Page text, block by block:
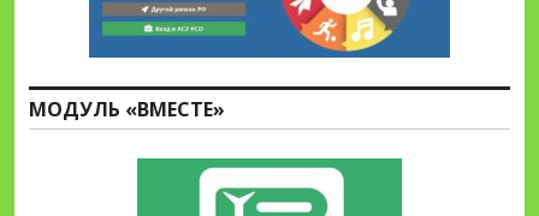
МОДУЛЬ «ВМЕСТЕ»